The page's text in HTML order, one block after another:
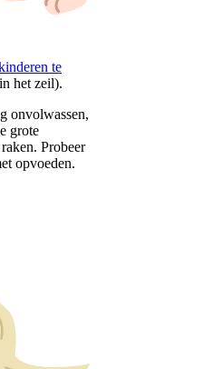
te
het zeil).
onvolwassen,
grote
Probeer
opvoeden.